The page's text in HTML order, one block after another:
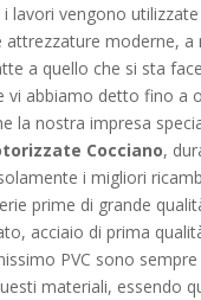
lavori vengono utilizzate
attrezzature moderne, a
a quello che si sta
vi abbiamo detto fino a
la nostra impresa
Cocciano,
i migliori
prime di grande
acciaio di prima
PVC sono sempre
materiali, essendo